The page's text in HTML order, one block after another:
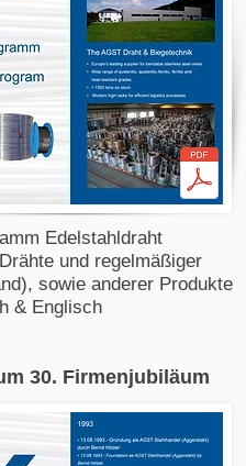
Edelstahldraht
und regelmäßiger
sowie anderer Produkte
& Englisch
30. Firmenjubiläum